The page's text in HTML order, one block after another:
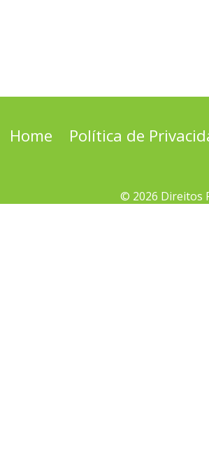
Home Política de
© 2026 Direitos